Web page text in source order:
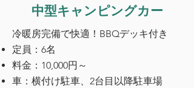
​中型キャンピングカー
冷暖房完備で快適！BBQデッキ付き
定員：6名
料金：10,000円～
車：横付け駐車、2台目以降駐車場